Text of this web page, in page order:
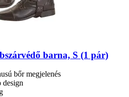
barna, S (1 pár)
bőr megjelenés
design